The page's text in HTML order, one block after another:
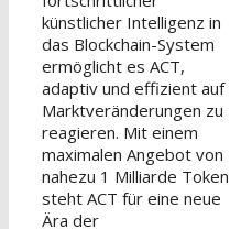
künstlicher Intelligenz in
das Blockchain-System
ermöglicht es ACT,
adaptiv und effizient auf
Marktveränderungen zu
reagieren. Mit einem
maximalen Angebot von
nahezu 1 Milliarde Token
steht ACT für eine neue
Ära der